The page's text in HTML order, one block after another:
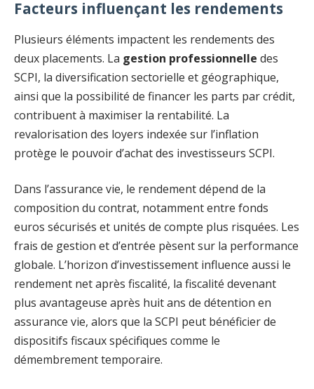
Facteurs influençant les rendements
Plusieurs éléments impactent les rendements des
deux placements. La gestion professionnelle des
SCPI, la diversification sectorielle et géographique,
ainsi que la possibilité de financer les parts par crédit,
contribuent à maximiser la rentabilité. La
revalorisation des loyers indexée sur l’inflation
protège le pouvoir d’achat des investisseurs SCPI.
Dans l’assurance vie, le rendement dépend de la
composition du contrat, notamment entre fonds
euros sécurisés et unités de compte plus risquées. Les
frais de gestion et d’entrée pèsent sur la performance
globale. L’horizon d’investissement influence aussi le
rendement net après fiscalité, la fiscalité devenant
plus avantageuse après huit ans de détention en
assurance vie, alors que la SCPI peut bénéficier de
dispositifs fiscaux spécifiques comme le
démembrement temporaire.